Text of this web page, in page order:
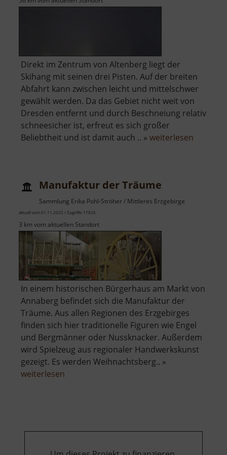
Direkt im Zentrum von Altenberg liegt der
Skihang mit seinen drei Pisten. Auf der breiten
Abfahrt kann zwischen leicht und mittelschwer
gewählt werden. Da das Gebiet nicht weit von
Dresden entfernt und durch Beschneiung relativ
schneesicher ist, erfreut es sich großer
Beliebtheit und ist damit auch .. » weiterlesen
Manufaktur der Träume
Sammlung Erika Pohl-Ströher / Mittleres Erzgebirge
aktuell vom 01.11.2025 / Zugriffe: 17826
3 km vom aktuellen Standort
In einem historischen Bürgerhaus am Markt von
Annaberg befindet sich die Manufaktur der
Träume. Aus allen Regionen des Erzgebirges
finden sich hier traditionelle Figuren wie Engel
und Bergmänner oder Nussknacker. Außerdem
wird Spielzeug aus regionaler Handwerkskunst
gezeigt. Es werden Weihnachtsberg.. »
weiterlesen